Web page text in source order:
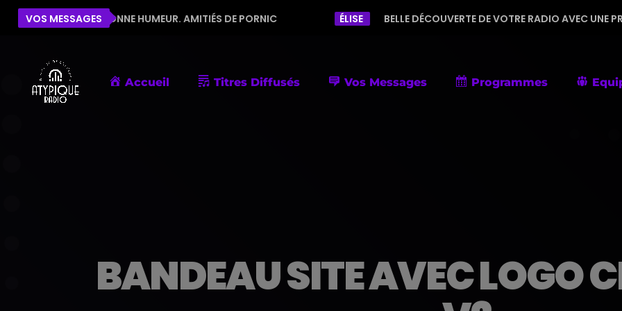
VOS MESSAGES
LA BONNE HUMEUR. AMITIÉS DE PORNIC ÉLISE BELLE DÉCOUVERTE DE VOTRE RADIO AVEC UNE
Accueil Titres Diffusés Vos Messages Programmes
BANDEAU SITE AVEC LOGO